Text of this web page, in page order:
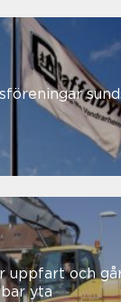
uppfart och
yta